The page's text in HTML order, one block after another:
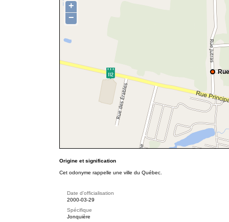
+
−
Origine et signification
Cet odonyme rappelle une ville du Québec.
Date d'officialisation
2000-03-29
Spécifique
Jonquière